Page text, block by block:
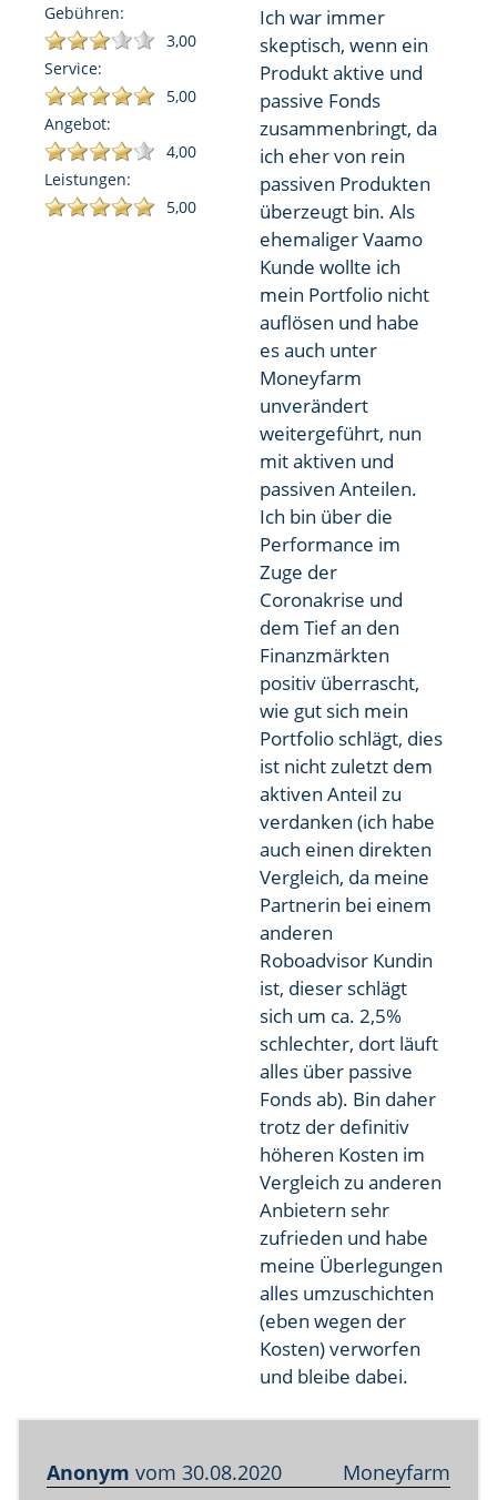
Gebühren:
3,00
Service:
5,00
Angebot:
4,00
Leistungen:
5,00
Ich war immer
skeptisch, wenn ein
Produkt aktive und
passive Fonds
zusammenbringt, da
ich eher von rein
passiven Produkten
überzeugt bin. Als
ehemaliger Vaamo
Kunde wollte ich
mein Portfolio nicht
auflösen und habe
es auch unter
Moneyfarm
unverändert
weitergeführt, nun
mit aktiven und
passiven Anteilen.
Ich bin über die
Performance im
Zuge der
Coronakrise und
dem Tief an den
Finanzmärkten
positiv überrascht,
wie gut sich mein
Portfolio schlägt, dies
ist nicht zuletzt dem
aktiven Anteil zu
verdanken (ich habe
auch einen direkten
Vergleich, da meine
Partnerin bei einem
anderen
Roboadvisor Kundin
ist, dieser schlägt
sich um ca. 2,5%
schlechter, dort läuft
alles über passive
Fonds ab). Bin daher
trotz der definitiv
höheren Kosten im
Vergleich zu anderen
Anbietern sehr
zufrieden und habe
meine Überlegungen
alles umzuschichten
(eben wegen der
Kosten) verworfen
und bleibe dabei.
Anonym vom 30.08.2020 Moneyfarm